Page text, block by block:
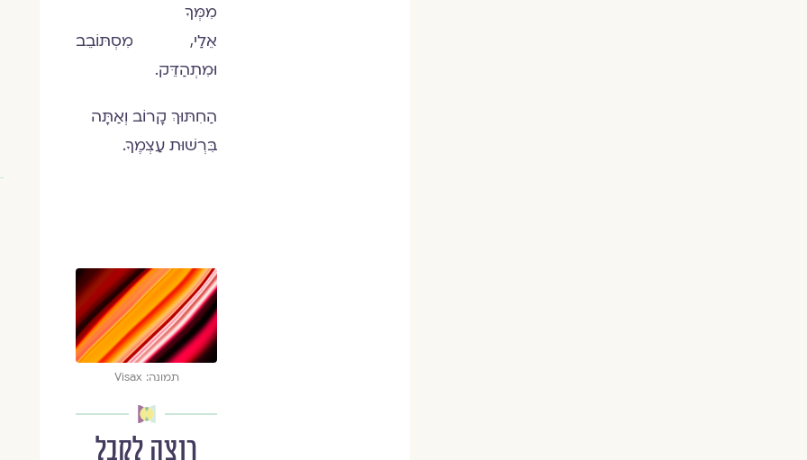
מִמְּךָ
אֵלַי, מִסְתּוֹבֵב
וּמִתְהַדֵּק.
הַחִתּוּךְ קָרוֹב וְאַתָּה
בִּרְשׁוּת עַצְמֶךָ.
תמונה: Visax
רוצה לקבל